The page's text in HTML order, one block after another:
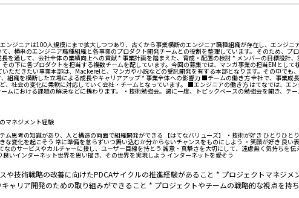
ジニアは100人規模にまで拡大しつつあり、古くから事業横断のエンジニア職種組織が存在し、エンジ
、横串のエンジニア職種組織と各事業のプロダクト開発チームとの役割を整理しています。 そのため、
を通して、会社全体の業績向上への貢献 * 事業計画を踏まえた、育成・配置の検討 * メンバーの目標設
の下に各プロダクトを担当する複数チームを配しています。今回の募集では、マンガ事業の担当EMとし
ただきたい事業本部は、Mackerelと、マンガや小説などの受託開発を有する本部となります。その中で
組織を横断した立場による成長やキャリアアップ * 事業全体への影響力 ■チームの働き方 全社で、事業
社会の変化に柔軟に対応していく会社・チームとなっています。 ■エンジニアの働き方 はてなでは、
ムにおける課題の解決などに携わります。 ・技術勉強会。週に一度、トピックベースの勉強会を開き、
マネジメント経験
思考の知識があり、人と構造の両面で組織開発ができる 【はてなバリューズ】 ・技術が好き ひとりひ
な変化を起こそう 常に準備を怠らずいつ舞い込むか分からないチャンスをものにしよう ・笑顔が好き 良
のサービスやカルチャーに接し、ユーザー目線を持とう 誠意・真摯さを大切にして、遠慮無く気持ち
いインターネット世界を思い描き、その世界を実現しよう インターネットを愛そう
や技術戦略の改善に向けたPDCAサイクルの推進経験があること * プロジェクトマネジ
ャリア開発のための取り組みができること * プロジェクトやチームの戦略的な視点を